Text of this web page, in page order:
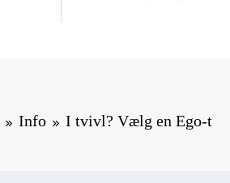
Info I tvivl? Vælg en Ego-t